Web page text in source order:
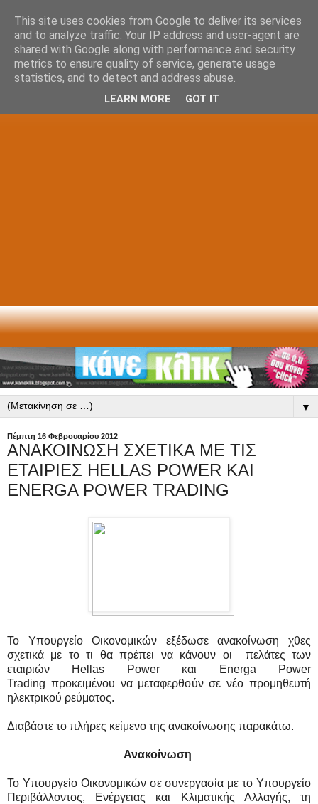
▼
Πέμπτη 16 Φεβρουαρίου 2012
ΑΝΑΚΟΙΝΩΣΗ ΣΧΕΤΙΚΑ ΜΕ ΤΙΣ
ΕΤΑΙΡΙΕΣ HELLAS POWER KAI
ENERGA POWER TRADING
Το Υπουργείο Οικονομικών εξέδωσε ανακοίνωση χθες
σχετικά με το τι θα πρέπει να κάνουν οι πελάτες των
εταιριών Hellas Power και Energa Power
Trading προκειμένου να μεταφερθούν σε νέο προμηθευτή
ηλεκτρικού ρεύματος.
Διαβάστε το πλήρες κείμενο της ανακοίνωσης παρακάτω.
Ανακοίνωση
Το Υπουργείο Οικονομικών σε συνεργασία με το Υπουργείο
Περιβάλλοντος, Ενέργειας και Κλιματικής Αλλαγής, τη
This site uses cookies from Google to deliver its services
and to analyze traffic. Your IP address and user-agent are
shared with Google along with performance and security
metrics to ensure quality of service, generate usage
statistics, and to detect and address abuse.
LEARN MORE GOT IT